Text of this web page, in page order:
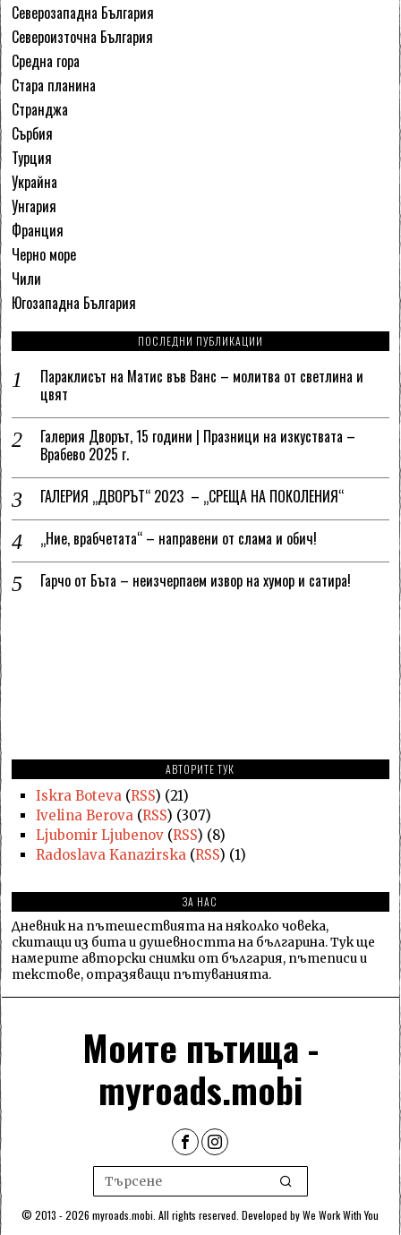
Северозападна България
Североизточна България
Средна гора
Стара планина
Странджа
Сърбия
Турция
Украйна
Унгария
Франция
Черно море
Чили
Югозападна България
ПОСЛЕДНИ ПУБЛИКАЦИИ
Параклисът на Матис във Ванс – молитва от светлина и
цвят
Галерия Дворът, 15 години | Празници на изкуствата –
Врабево 2025 г.
ГАЛЕРИЯ „ДВОРЪТ“ 2023 – „СРЕЩА НА ПОКОЛЕНИЯ“
„Ние, врабчетата“ – направени от слама и обич!
Гарчо от Бъта – неизчерпаем извор на хумор и сатира!
АВТОРИТЕ ТУК
Iskra Boteva (RSS) (21)
Ivelina Berova (RSS) (307)
Ljubomir Ljubenov(RSS) (8)
Radoslava Kanazirska (RSS) (1)
ЗА НАС
Дневник на пътешествията на няколко човека,
скитащи из бита и душевността на българина. Тук ще
намерите авторски снимки от българия, пътеписи и
текстове, отразяващи пътуванията.
Моите пътища -
myroads.mobi
© 2013 - 2026 myroads.mobi. All rights reserved. Developed byWe Work With You